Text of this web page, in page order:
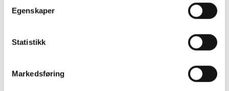
Egenskaper
Statistikk
Markedsføring